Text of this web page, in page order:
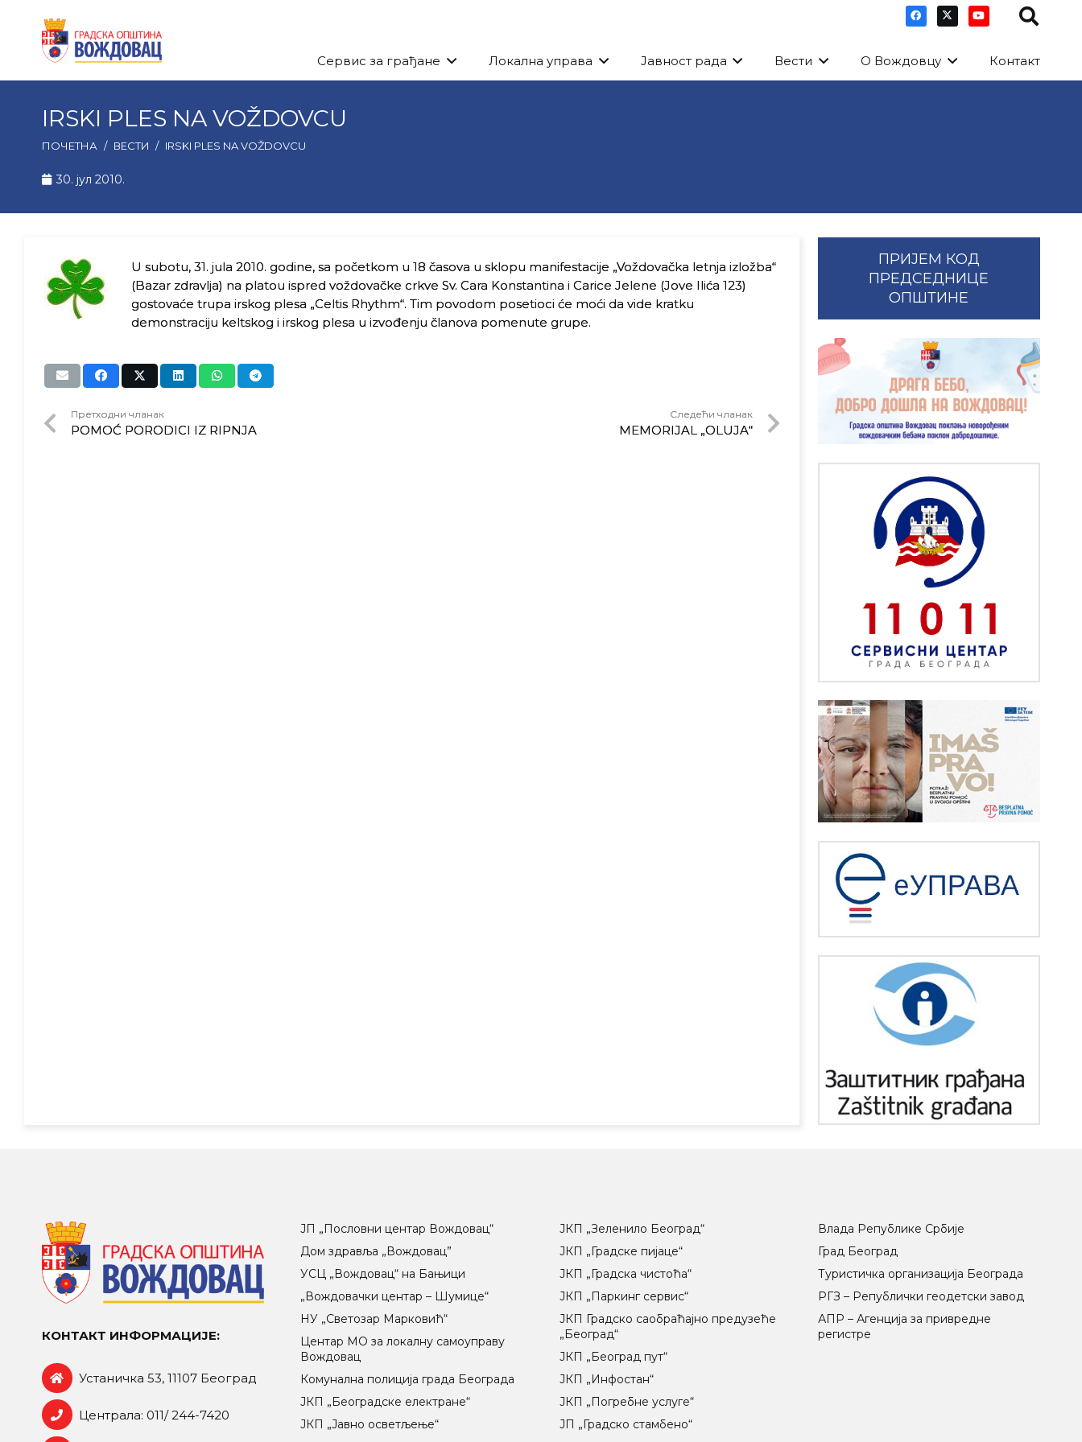
Сервис за грађане Локална управа Јавност рада Вести О Вождовцу Контакт
IRSKI PLES NA VOŽDOVCU
ПОЧЕТНА / ВЕСТИ / IRSKI PLES NA VOŽDOVCU
30. јул 2010.
U subotu, 31. jula 2010. godine, sa početkom u 18 časova u sklopu manifestacije „Voždovačka letnja izložba“
(Bazar zdravlja) na platou ispred voždovačke crkve Sv. Cara Konstantina i Carice Jelene (Jove Ilića 123)
gostovaće trupa irskog plesa „Celtis Rhythm“. Tim povodom posetioci će moći da vide kratku
demonstraciju keltskog i irskog plesa u izvođenju članova pomenute grupe.
Претходни чланак
POMOĆ PORODICI IZ RIPNJA
Следећи чланак
MEMORIJAL „OLUJA“
ПРИЈЕМ КОД
ПРЕДСЕДНИЦЕ
ОПШТИНЕ
КОНТАКТ ИНФОРМАЦИЈЕ:
Устаничка 53, 11107 Београд
Централа: 011/ 244-7420
ЈП „Пословни центар Вождовац“
Дом здравља „Вождовац”
УСЦ „Вождовац“ на Бањици
„Вождовачки центар – Шумице“
НУ „Светозар Марковић“
Центар МO за локалну самоуправу
Вождовац
Комунална полиција града Београда
ЈКП „Београдске електране“
ЈКП „Јавно осветљење“
ЈКП „Зеленило Београд“
ЈКП „Градске пијаце“
ЈКП „Градска чистоћа“
ЈКП „Паркинг сервис“
ЈКП Градско саобраћајно предузеће
„Београд“
ЈКП „Београд пут“
ЈКП „Инфостан“
ЈКП „Погребне услуге“
ЈП „Градско стамбено“
Влада Републике Србије
Град Београд
Туристичка организација Београда
РГЗ – Републички геодетски завод
АПР – Агенција за привредне
регистре